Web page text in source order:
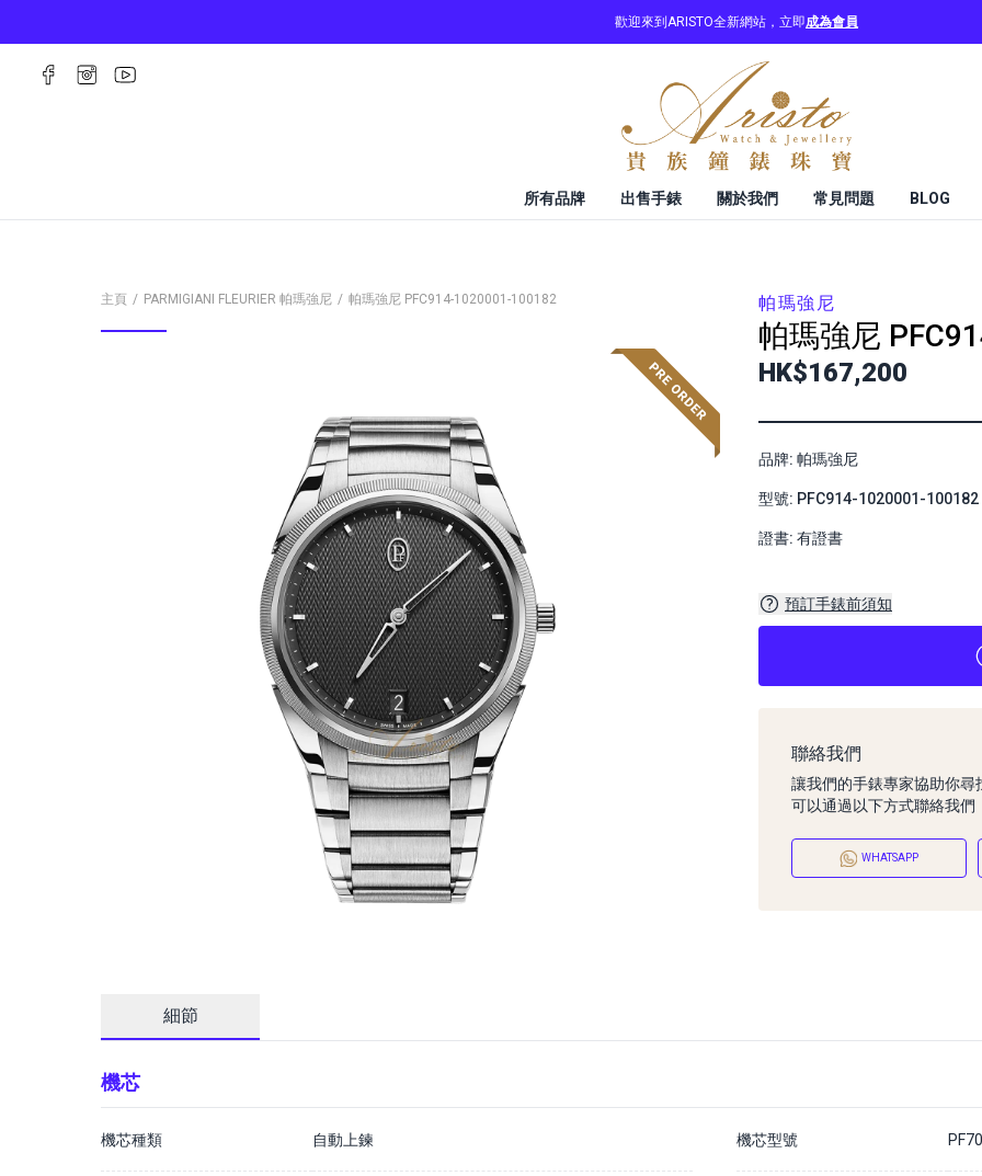
歡迎來到ARISTO全新網站，立即成為會員
所有品牌 出售手錶 關於我們 常見問題 BLOG
主頁 PARMIGIANI FLEURIER 帕瑪強尼 帕瑪強尼 PFC914-1020001-100182 帕瑪強尼
帕瑪強尼
HK$167,200
品牌: 帕瑪強尼
型號: PFC914-1020001-100182
證書: 有證書
預訂手錶前須知
通常情況下，我們預計訂購時間為 7 - 14 個工作日內
詳情請瀏覽我們的預購訂金政策
聯絡我們
讓我們的手錶專家協助你尋
可以通過以下方式聯絡我們
WHATSAPP
細節
機芯
機芯種類 自動上鍊 機芯型號